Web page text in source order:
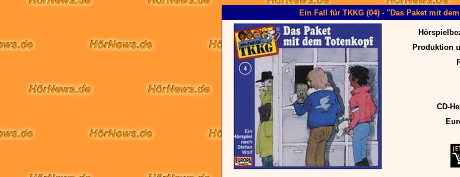
Ein Fall für TKKG (04) - "Das Paket mit
Produktion
CD-